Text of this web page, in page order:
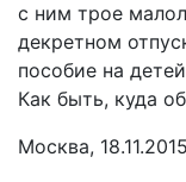
с ним трое
декретном
пособие на
Как быть, куда
Москва, 18.11.2015